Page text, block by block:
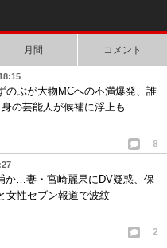
月間 コメント
のぶが大物MCへの不満爆発、誰
の芸能人が候補に浮上も…
8
か…妻・宮崎麗果にDV疑惑、保
女性セブン報道で波紋
2